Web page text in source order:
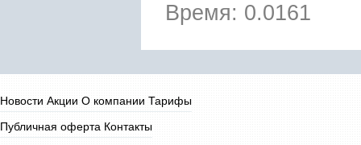
Время: 0.0161
Новости Акции О компании Тарифы
Публичная оферта Контакты